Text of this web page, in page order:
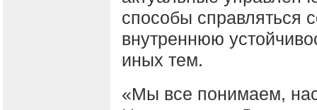
способы справляться
внутреннюю
иных тем.
«Мы все понимаем,